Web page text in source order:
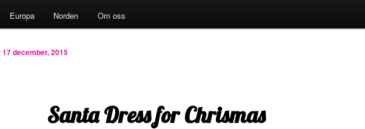
Europa Norden Om oss
Santa Dress for Chrismas
17 december, 2015